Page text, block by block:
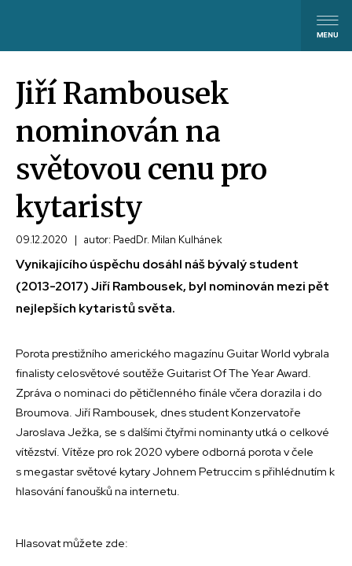
Jiří Rambousek
nominován na
světovou cenu pro
kytaristy
09.12.2020 | autor: PaedDr. Milan Kulhánek
Vynikajícího úspěchu dosáhl náš bývalý student
(2013-2017) Jiří Rambousek, byl nominován mezi pět
nejlepších kytaristů světa.
Porota prestižního amerického magazínu Guitar World vybrala
finalisty celosvětové soutěže Guitarist Of The Year Award.
Zpráva o nominaci do pětičlenného finále včera dorazila i do
Broumova. Jiří Rambousek, dnes student Konzervatoře
Jaroslava Ježka, se s dalšími čtyřmi nominanty utká o celkové
vítězství. Vítěze pro rok 2020 vybere odborná porota v čele
s megastar světové kytary Johnem Petruccim s přihlédnutím k
hlasování fanoušků na internetu.
Hlasovat můžete zde: